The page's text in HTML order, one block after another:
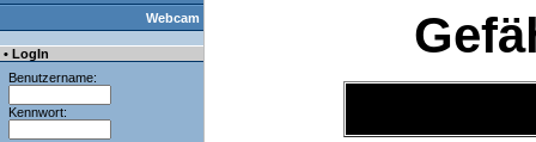
Webcam
• LogIn
Benutzername:
Kennwort: